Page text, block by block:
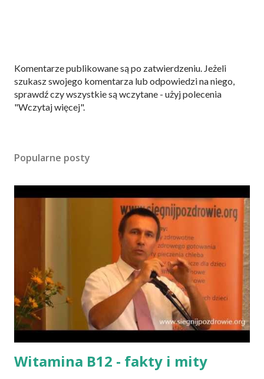
P
r
z
e
j
o
m
Komentarze publikowane są po zatwierdzeniu. Jeżeli
szukasz swojego komentarza lub odpowiedzi na niego,
sprawdź czy wszystkie są wczytane - użyj polecenia
"Wczytaj więcej".
Popularne posty
Witamina B12 - fakty i mity